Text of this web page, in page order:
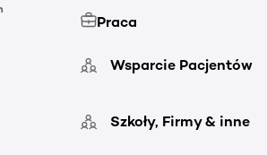
Praca
Wsparcie Pacjentów
Szkoły, Firmy & inne